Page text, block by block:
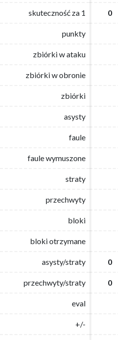
skuteczność za 1 0
punkty
zbiórki w ataku
zbiórki w obronie
zbiórki
asysty
faule
faule wymuszone
straty
przechwyty
bloki
bloki otrzymane
asysty/straty 0
przechwyty/straty 0
eval
+/-
skuteczność za 1 0
punkty
zbiórki w ataku
zbiórki w obronie
zbiórki
asysty
faule
faule wymuszone
straty
przechwyty
bloki
bloki otrzymane
asysty/straty 0
przechwyty/straty 0
eval
+/-